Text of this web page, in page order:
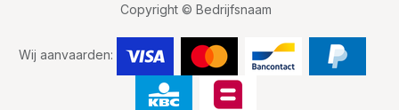
Copyright © Bedrijfsnaam
Wij aanvaarden: